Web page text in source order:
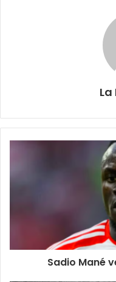
Sadio Mané